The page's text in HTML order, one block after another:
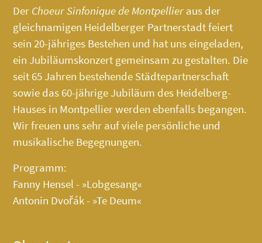
Der Choeur Sinfonique de Montpellier aus der
gleichnamigen Heidelberger Partnerstadt feiert
sein 20-jähriges Bestehen und hat uns eingeladen,
ein Jubiläumskonzert gemeinsam zu gestalten. Die
seit 65 Jahren bestehende Städtepartnerschaft
sowie das 60-jährige Jubiläum des Heidelberg-
Hauses in Montpellier werden ebenfalls begangen.
Wir freuen uns sehr auf viele persönliche und
musikalische Begegnungen.
Programm:
Fanny Hensel - »Lobgesang«
Antonin Dvořák - »Te Deum«